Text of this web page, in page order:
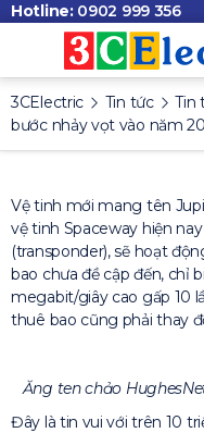
Hotline: 0902 999 356
3CElectric Tin tức Tin
bước nhảy vọt vào năm
Vệ tinh mới mang tên
vệ tinh Spaceway hiện
(transponder), sẽ hoạt
bao chưa đề cập đến, chỉ
megabit/giây cao gấp 10
thuê bao cũng phải thay
Ăng ten chảo
Đây là tin vui với trên 10